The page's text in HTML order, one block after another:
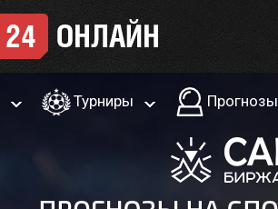
Турниры Прогнозы